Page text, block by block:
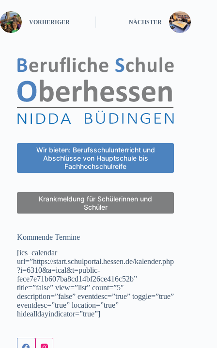
VORHERIGER NÄCHSTER
Wir bieten: Berufsschulunterricht und
Abschlüsse von Hauptschule bis
Fachhochschulreife
Krankmeldung für Schülerinnen und
Schüler
Kommende Termine
[ics_calendar
url=”https://start.schulportal.hessen.de/kalender.php
?i=6310&a=ical&t=public-
fece7e71b607ba8cd14bf26ce416c52b”
title=”false” view=”list” count=”5″
description=”false” eventdesc=”true” toggle=”true”
eventdesc=”true” location=”true”
hidealldayindicator=”true”]